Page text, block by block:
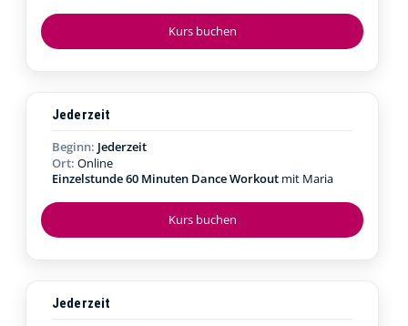
Kurs buchen
Kurs buchen
Jederzeit
Beginn: Jederzeit
Ort: Online
Einzelstunde 60 Minuten Dance Workout mit Maria
Jederzeit